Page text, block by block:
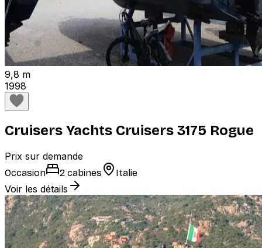
9,8 m
1998
Cruisers Yachts Cruisers 3175 Rogue
Prix sur demande
Occasion 2 cabines Italie
Voir les détails